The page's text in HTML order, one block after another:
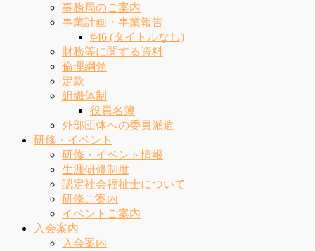
事務局のご案内
事業計画・事業報告
#46 (タイトルなし)
財務等に関する資料
倫理綱領
定款
組織体制
役員名簿
外部団体への委員派遣
研修・イベント
研修・イベント情報
生涯研修制度
認定社会福祉士について
研修ご案内
イベントご案内
入会案内
入会案内